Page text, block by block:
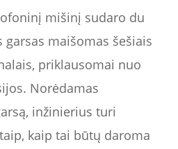
mišinį sudaro du
garsas maišomas šešiais
priklausomai nuo
Norėdamas
inžinierius turi
kaip tai būtų daroma